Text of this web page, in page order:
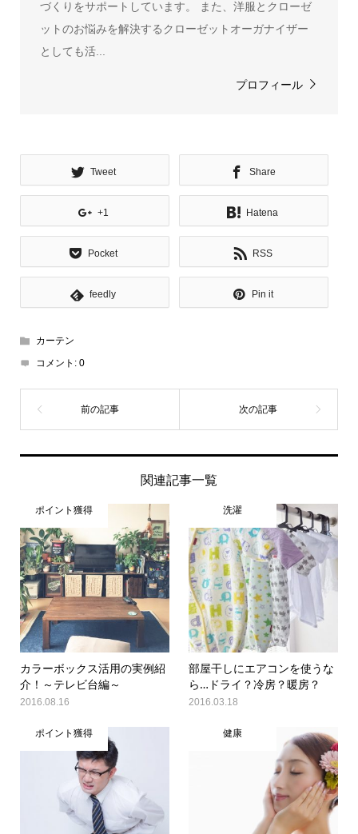
づくりをサポートしています。 また、洋服とクローゼ
ットのお悩みを解決するクローゼットオーガナイザー
としても活...
プロフィール
Tweet Share
+1 Hatena
Pocket RSS
feedly Pin it
カーテン
コメント: 0
関連記事一覧
ポイント獲得
カラーボックス活用の実例紹
介！～テレビ台編～
2016.08.16
洗濯
部屋干しにエアコンを使うな
ら…ドライ？冷房？暖房？
2016.03.18
ポイント獲得 健康